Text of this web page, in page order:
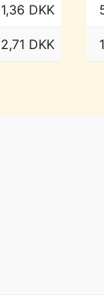
1,36 DKK
2,71 DKK